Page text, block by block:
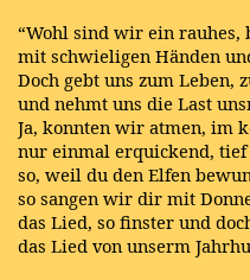
“Wohl sind wir ein rauhes,
mit schwieligen Händen
Doch gebt uns zum Leben,
und nehmt uns die Last
Ja, konnten wir atmen, im
nur einmal erquickend,
so, weil du den Elfen
so sangen wir dir mit
das Lied, so finster und
das Lied von unserm